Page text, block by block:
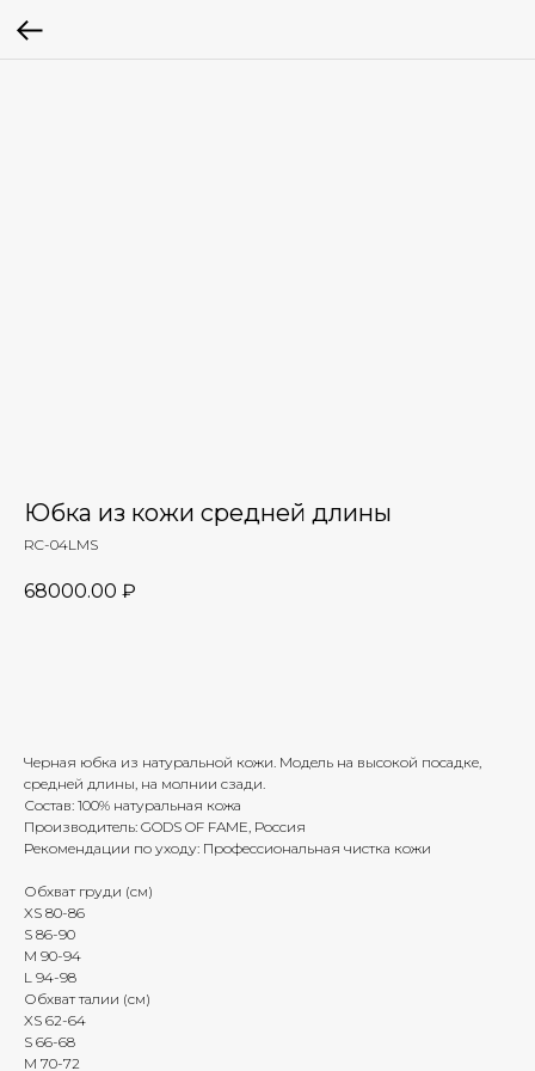
Юбка из кожи средней длины
RC-04LMS
68000.00 ₽
Черная юбка из натуральной кожи. Модель на высокой посадке,
средней длины, на молнии сзади.
Состав: 100% натуральная кожа
Производитель: GODS OF FAME, Россия
Рекомендации по уходу: Профессиональная чистка кожи
Обхват груди (см)
XS 80-86
S 86-90
M 90-94
L 94-98
Обхват талии (см)
XS 62-64
S 66-68
M 70-72